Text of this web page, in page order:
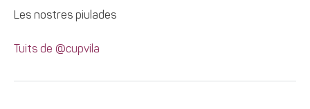
Les nostres piulades
Tuits de @cupvila